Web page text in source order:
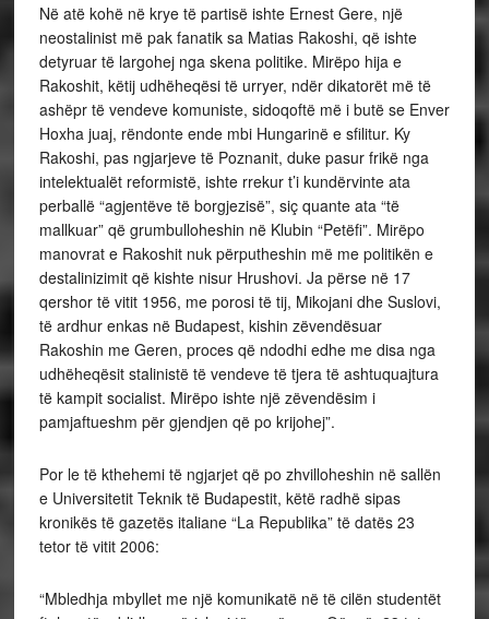
Në atë kohë në krye të partisë ishte Ernest Gere, një
neostalinist më pak fanatik sa Matias Rakoshi, që ishte
detyruar të largohej nga skena politike. Mirëpo hija e
Rakoshit, këtij udhëheqësi të urryer, ndër dikatorët më të
ashëpr të vendeve komuniste, sidoqoftë më i butë se Enver
Hoxha juaj, rëndonte ende mbi Hungarinë e sfilitur. Ky
Rakoshi, pas ngjarjeve të Poznanit, duke pasur frikë nga
intelektualët reformistë, ishte rrekur t’i kundërvinte ata
perballë “agjentëve të borgjezisë”, siç quante ata “të
mallkuar” që grumbulloheshin në Klubin “Petëfi”. Mirëpo
manovrat e Rakoshit nuk përputheshin më me politikën e
destalinizimit që kishte nisur Hrushovi. Ja përse në 17
qershor të vitit 1956, me porosi të tij, Mikojani dhe Suslovi,
të ardhur enkas në Budapest, kishin zëvendësuar
Rakoshin me Geren, proces që ndodhi edhe me disa nga
udhëheqësit stalinistë të vendeve të tjera të ashtuquajtura
të kampit socialist. Mirëpo ishte një zëvendësim i
pamjaftueshm për gjendjen që po krijohej”.
Por le të kthehemi të ngjarjet që po zhvilloheshin në sallën
e Universitetit Teknik të Budapestit, këtë radhë sipas
kronikës të gazetës italiane “La Republika” të datës 23
tetor të vitit 2006:
“Mbledhja mbyllet me një komunikatë në të cilën studentët